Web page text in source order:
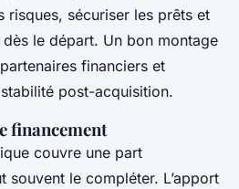
risques, sécuriser les prêts et
le départ. Un bon montage
financiers et
post-acquisition.
financement
couvre une part
souvent le compléter. L’apport